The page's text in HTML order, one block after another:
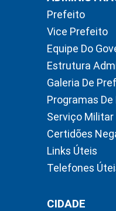
Prefeito
Vice Prefeito
Equipe Do
Estrutura
Galeria De
Programas
Serviço Militar
Certidões
Links Úteis
Telefones
CIDADE